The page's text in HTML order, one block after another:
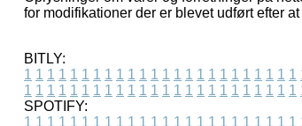
for modifikationer der er blevet udført efter
BITLY:
1 1 1 1 1 1 1 1 1 1 1 1 1 1 1 1 1 1 1 1 1 1 1 1
1 1 1 1 1 1 1 1 1 1 1 1 1 1 1 1 1 1 1 1 1 1 1 1
SPOTIFY:
1 1 1 1 1 1 1 1 1 1 1 1 1 1 1 1 1 1 1 1 1 1 1 1